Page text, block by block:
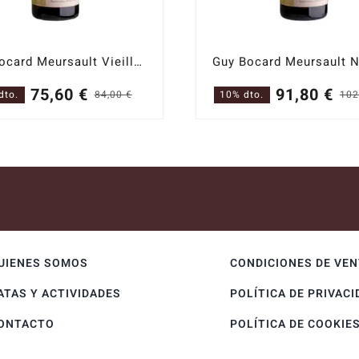
Guy Bocard Meursault Vieilles Vignes 2023
84,00€El
era:
75,60€
El
es:
91,80€
10% dto.
SOMOS
Y ACTIVIDADES
CONDICIONES DE
POLÍTICA DE
POLÍTICA DE COOKIES